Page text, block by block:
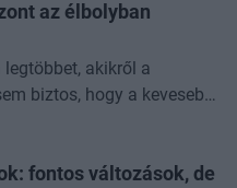
az élbolyban
legtöbbet, akikről a
biztos, hogy a kevesebb
fontos változások, de